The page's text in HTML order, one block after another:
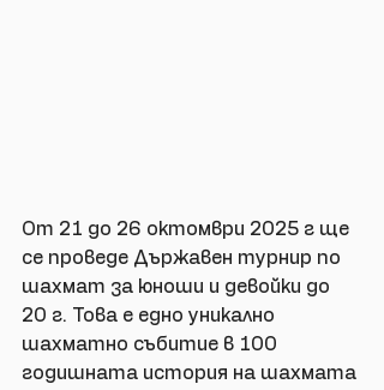
От 21 до 26 октомври 2025 г ще
се проведе Държавен турнир по
шахмат за юноши и девойки до
20 г. Това е едно уникално
шахматно събитие в 100
годишната история на шахмата